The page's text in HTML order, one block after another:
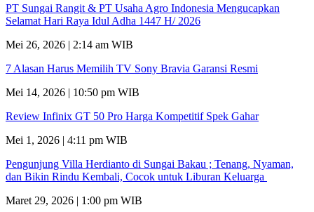
PT Sungai Rangit & PT Usaha Agro Indonesia Mengucapkan
Selamat Hari Raya Idul Adha 1447 H/ 2026
Mei 26, 2026 | 2:14 am WIB
7 Alasan Harus Memilih TV Sony Bravia Garansi Resmi
Mei 14, 2026 | 10:50 pm WIB
Review Infinix GT 50 Pro Harga Kompetitif Spek Gahar
Mei 1, 2026 | 4:11 pm WIB
Pengunjung Villa Herdianto di Sungai Bakau ; Tenang, Nyaman,
dan Bikin Rindu Kembali, Cocok untuk Liburan Keluarga
Maret 29, 2026 | 1:00 pm WIB